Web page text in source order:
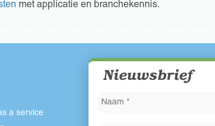
met applicatie en branchekennis.
a service
Nieuwsbrief